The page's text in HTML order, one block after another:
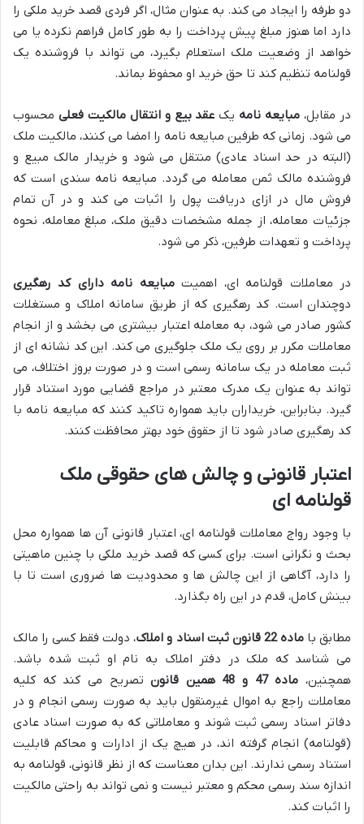
دو طرفه را ایجاد می کند. به عنوان مثال، اگر فردی قصد خرید ملکی را
دارد اما هنوز مبلغ پیش پرداخت را به طور کامل فراهم نکرده یا می
خواهد از وضعیت ملک استعلام بگیرد، می تواند با فروشنده یک
قولنامه تنظیم کند تا حق خرید او محفوظ بماند.
در مقابل، مبایعه نامه یک عقد بیع و انتقال مالکیت فعلی محسوب
می شود. زمانی که طرفین مبایعه نامه را امضا می کنند، مالکیت ملک
(البته در حد اسناد عادی) منتقل می شود و خریدار مالک مبیع و
فروشنده مالک ثمن معامله می گردد. مبایعه نامه سندی است که
فروش مال در ازای دریافت پول را اثبات می کند و در آن تمام
جزئیات معامله، از جمله مشخصات دقیق ملک، مبلغ معامله، نحوه
پرداخت و تعهدات طرفین، ذکر می شود.
در معاملات قولنامه ای، اهمیتمبایعه نامه دارای کد رهگیری
دوچندان است. کد رهگیری که از طریق سامانه املاک و مستغلات
کشور صادر می شود، به معامله اعتبار بیشتری می بخشد و از انجام
معاملات مکرر بر روی یک ملک جلوگیری می کند. این کد نشانه ای از
ثبت معامله در یک سامانه رسمی است و در صورت بروز اختلاف، می
تواند به عنوان یک مدرک معتبر در مراجع قضایی مورد استناد قرار
گیرد. بنابراین، خریداران باید همواره تاکید کنند که مبایعه نامه با
کد رهگیری صادر شود تا از حقوق خود بهتر محافظت کنند.
اعتبار قانونی و چالش های حقوقی ملک
قولنامه ای
با وجود رواج معاملات قولنامه ای، اعتبار قانونی آن ها همواره محل
بحث و نگرانی است. برای کسی که قصد خرید ملکی با چنین ماهیتی
را دارد، آگاهی از این چالش ها و محدودیت ها ضروری است تا با
بینش کامل، قدم در این راه بگذارد.
مطابق باماده 22 قانون ثبت اسناد و املاک
، دولت فقط کسی را مالک
می شناسد که ملک در دفتر املاک به نام او ثبت شده باشد.
همچنین، ماده 47 و 48 همین قانون
تصریح می کند که کلیه
معاملات راجع به اموال غیرمنقول باید به صورت رسمی انجام و در
دفاتر اسناد رسمی ثبت شوند و معاملاتی که به صورت اسناد عادی
(قولنامه) انجام گرفته اند، در هیچ یک از ادارات و محاکم قابلیت
استناد رسمی ندارند. این بدان معناست که از نظر قانونی، قولنامه به
اندازه سند رسمی محکم و معتبر نیست و نمی تواند به راحتی مالکیت
را اثبات کند.